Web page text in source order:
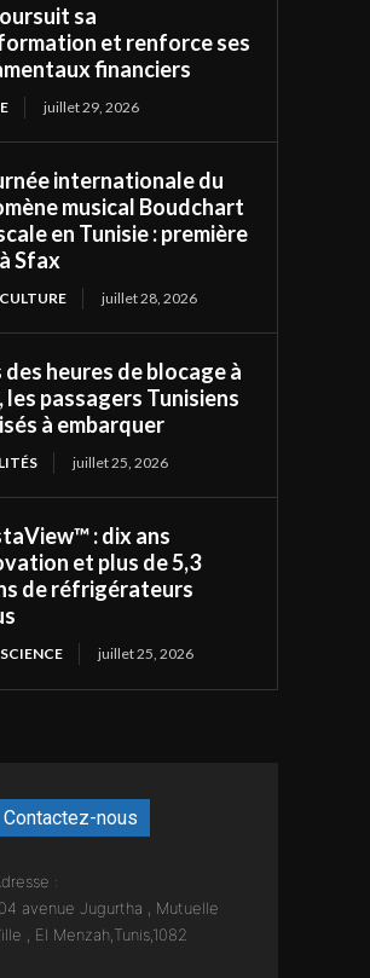
sa
et renforce ses
financiers
juillet 29, 2026
internationale du
musical Boudchart
en Tunisie : première
Sfax
juillet 28, 2026
heures de blocage à
les passagers Tunisiens
à embarquer
juillet 25, 2026
: dix ans
et plus de 5,3
de réfrigérateurs
juillet 25, 2026
Contactez-nous
:
avenue Jugurtha , Mutuelle
, El Menzah,Tunis,1082